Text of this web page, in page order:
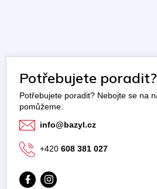
Potřebujete poradit?
info@bazyl.cz
+420 608 381 027